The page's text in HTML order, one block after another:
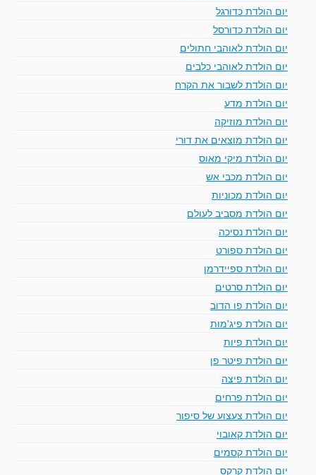
יום הולדת כדורגל
יום הולדת כדורסל
יום הולדת לאוהבי חתולים
יום הולדת לאוהבי כלבים
יום הולדת לשבור את הקרח
יום הולדת מדע
יום הולדת מוזיקה
יום הולדת מוצאים את דורי
יום הולדת מיקי מאוס
יום הולדת מכבי אש
יום הולדת מכוניות
יום הולדת מסביב לעולם
יום הולדת נסיכה
יום הולדת ספורט
יום הולדת ספיידרמן
יום הולדת סרטים
יום הולדת פו הדוב
יום הולדת פיג'מות
יום הולדת פיות
יום הולדת פיטר פן
יום הולדת פיצה
יום הולדת פרחים
יום הולדת צעצוע של סיפור
יום הולדת קאובוי
יום הולדת קסמים
יום הולדת קרקס